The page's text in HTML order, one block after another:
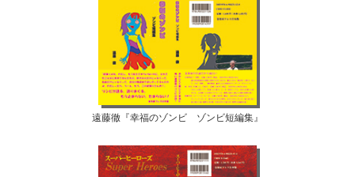
遠藤徹『幸福のゾンビ ゾンビ短編集』